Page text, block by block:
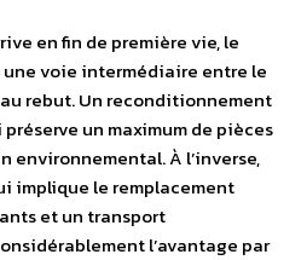
en fin de première vie, le
voie intermédiaire entre le
rebut. Un reconditionnement
un maximum de pièces
environnemental. À l’inverse,
implique le remplacement
et un transport
l’avantage par